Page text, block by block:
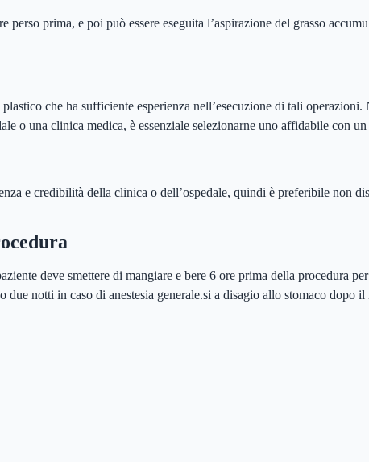
prima, e poi può essere eseguita l’aspirazione del grasso
che ha sufficiente esperienza nell’esecuzione di tali
o una clinica medica, è essenziale selezionarne uno affidabile con
e credibilità della clinica o dell’ospedale, quindi è preferibile non
deve smettere di mangiare e bere 6 ore prima della procedura
notti in caso di anestesia generale.si a disagio allo stomaco dopo